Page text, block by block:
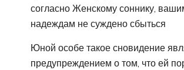
согласно Женскому соннику,
надеждам не суждено сбыться
Юной особе такое сновидение
предупреждением о том, что ей